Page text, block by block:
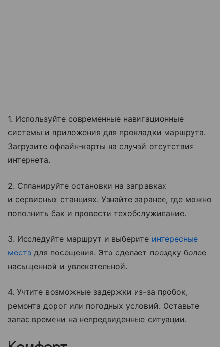
1. Используйте современные навигационные
системы и приложения для прокладки маршрута.
Загрузите офлайн-карты на случай отсутствия
интернета.
2. Спланируйте остановки на заправках
и сервисных станциях. Узнайте заранее, где можно
пополнить бак и провести техобслуживание.
3. Исследуйте маршрут и выберите интересные
места для посещения. Это сделает поездку более
насыщенной и увлекательной.
4. Учтите возможные задержки из-за пробок,
ремонта дорог или погодных условий. Оставьте
запас времени на непредвиденные ситуации.